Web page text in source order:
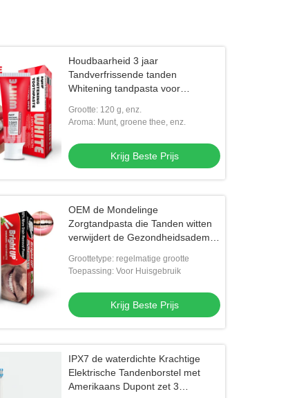
Houdbaarheid 3 jaar
Tandverfrissende tanden
Whitening tandpasta voor
Grootte: 120 g, enz.
Aroma: Munt, groene thee, enz.
Krijg Beste Prijs
OEM de Mondelinge
Zorgtandpasta die Tanden witten
verwijdert de Gezondheidsadem
Groottetype: regelmatige grootte
Toepassing: Voor Huisgebruik
Krijg Beste Prijs
IPX7 de waterdichte Krachtige
Elektrische Tandenborstel met
Amerikaans Dupont zet 3